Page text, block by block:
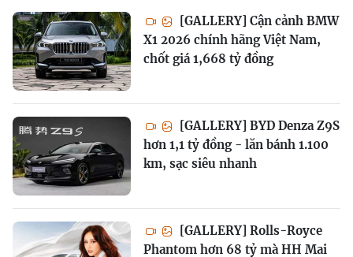
[GALLERY] Cận cảnh BMW
X1 2026 chính hãng Việt Nam,
chốt giá 1,668 tỷ đồng
[GALLERY] BYD Denza Z9S
hơn 1,1 tỷ đồng - lăn bánh 1.100
km, sạc siêu nhanh
[GALLERY] Rolls-Royce
Phantom hơn 68 tỷ mà HH Mai